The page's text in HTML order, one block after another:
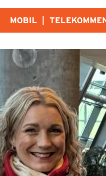
MOBIL